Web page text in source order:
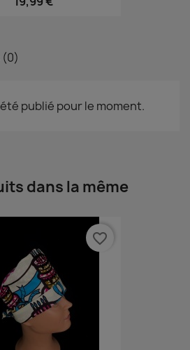
publié pour le moment.
dans la même
favorite_border